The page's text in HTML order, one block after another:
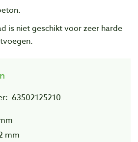
is niet geschikt voor zeer harde
63502125210
mm